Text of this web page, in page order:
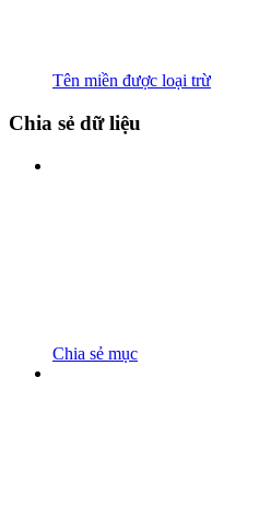
Tên miền được loại trừ
Chia sẻ dữ liệu
Chia sẻ mục